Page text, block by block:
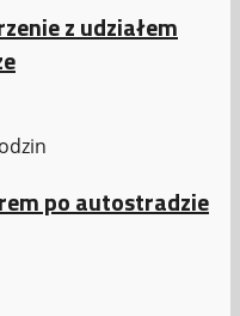
z udziałem
po autostradzie